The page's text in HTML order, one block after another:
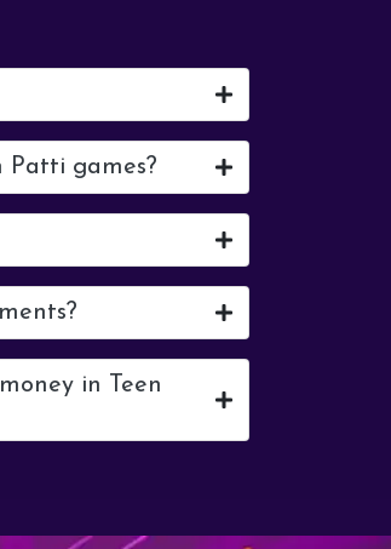
Patti games?
in Teen